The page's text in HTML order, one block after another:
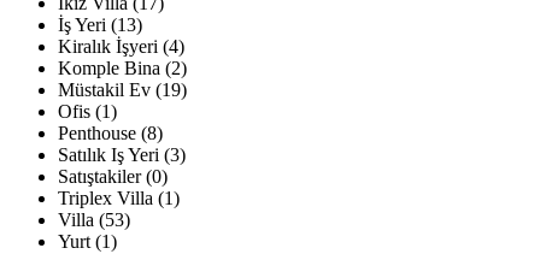
İş Yeri (13)
Kiralık İşyeri (4)
Komple Bina (2)
Müstakil Ev (19)
Ofis (1)
Penthouse (8)
Satılık Iş Yeri (3)
Satıştakiler (0)
Triplex Villa (1)
Villa (53)
Yurt (1)